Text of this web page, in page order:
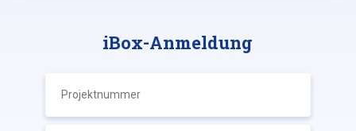
iBox-Anmeldung